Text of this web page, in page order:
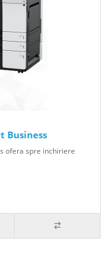
Business
ofera spre inchiriere